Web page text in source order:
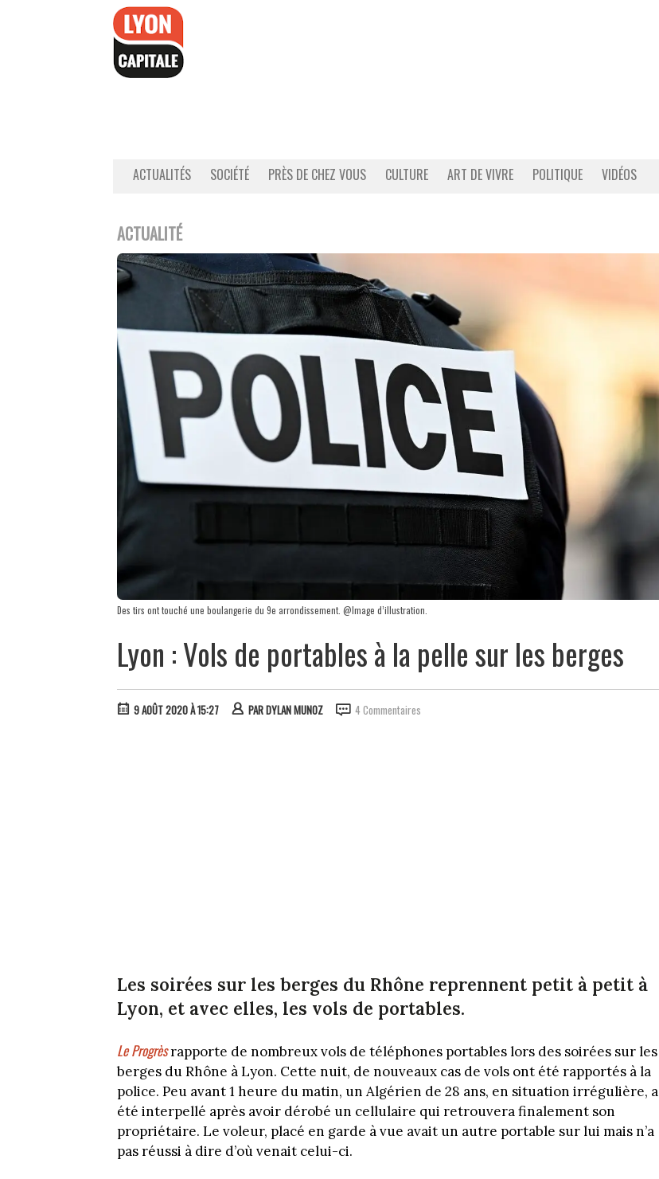
ACTUALITÉS SOCIÉTÉ PRÈS DE CHEZ VOUS CULTURE ART DE VIVRE POLITIQUE VIDÉOS
ACTUALITÉ
Des tirs ont touché une boulangerie du 9e arrondissement. @Image d’illustration.
Lyon : Vols de portables à la pelle sur les berges
9 AOÛT 2020 À 15:27 PARDYLAN MUNOZ 4 Commentaires
Les soirées sur les berges du Rhône reprennent petit à petit à
Lyon, et avec elles, les vols de portables.
Le Progrèsrapporte de nombreux vols de téléphones portables lors des soirées sur les
berges du Rhône à Lyon. Cette nuit, de nouveaux cas de vols ont été rapportés à la
police. Peu avant 1 heure du matin, un Algérien de 28 ans, en situation irrégulière, a
été interpellé après avoir dérobé un cellulaire qui retrouvera finalement son
propriétaire. Le voleur, placé en garde à vue avait un autre portable sur lui mais n’a
pas réussi à dire d’où venait celui-ci.